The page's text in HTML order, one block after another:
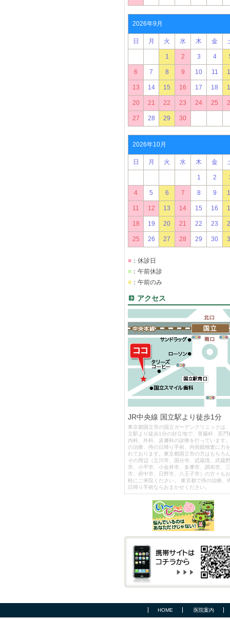
2026年9月
日 月 火 水 木 金
1 2 3 4
6 7 8 9 10 11
13 14 15 16 17 18
20 21 22 23 24 25
27 28 29 30
2026年10月
日 月 火 水 木 金
1 2
4 5 6 7 8 9
11 12 13 14 15 16
18 19 20 21 22 23
25 26 27 28 29 30
■ ：休診日
■ ：午前休診
■ ：午前のみ
アクセス
JR中央線 国立駅より徒歩1分
東京都国立市の国立ガーデンクリニックは
立駅より徒歩1分の好立地で、胃腸科、肛門
内科、外科、皮膚科の診療を行っています
の治療、痔の日帰り手術、内視鏡検査に力を
れております。東京都国立市の方はもちろん
その周辺（立川市、国分寺、武蔵境、武蔵野
市、小平市、小金井市、多摩市、調布市、
市、府中市、日野市、八王子市）の方々も
軽にご来院ください。 東京都で痔の治療、
日帰り手術ならおまかせください。
HOME 医院案内